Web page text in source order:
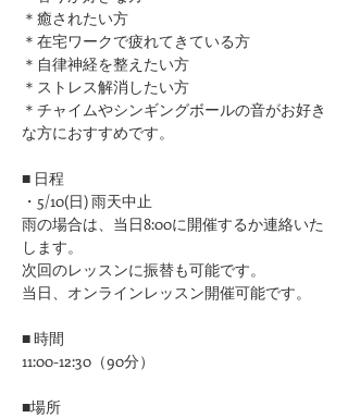
​＊癒されたい方
＊在宅ワークで疲れてきている方
＊自律神経を整えたい方
​＊ストレス解消したい方
＊チャイムやシンギングボールの音がお好き
な方におすすめです。
■ 日程
・5/10(日) 雨天中止
雨の場合は、当日8:00に開催するか連絡いた
します。
次回のレッスンに振替も可能です。
当日、オンラインレッスン開催可能です。
■ 時間
11:00-12:30（90分）
■場所